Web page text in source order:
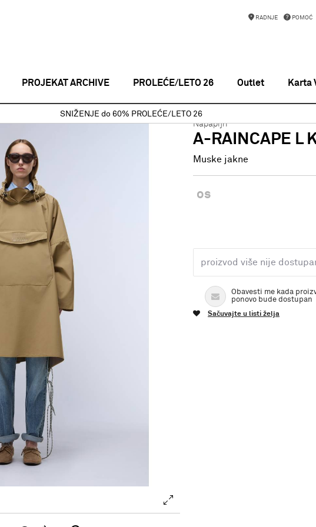
RADNJE POMOĆ
PROJEKAT ARCHIVE PROLEĆE/LETO 26 Outlet Karta
SNIŽENJE do 60% PROLEĆE/LETO 26
A-RAINCAPE L KELP N2D
Napapijri
A-RAINCAPE L
Muske jakne
os
proizvod više nije
Obavesti me kada
ponovo bude dostupan
Sačuvajte u listi želja